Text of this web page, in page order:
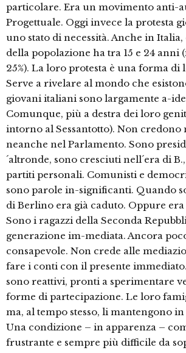
particolare. Era un movimento anti-
Progettuale. Oggi invece la protesta
uno stato di necessità. Anche in Italia,
della popolazione ha tra 15 e 24 anni
25%). La loro protesta è una forma di
Serve a rivelare al mondo che
giovani italiani sono largamente a-
Comunque, più a destra dei loro
intorno al Sessantotto). Non credono
neanche nel Parlamento. Sono
´altronde, sono cresciuti nell´era di
partiti personali. Comunisti e
sono parole in-significanti. Quando
di Berlino era già caduto. Oppure
Sono i ragazzi della Seconda
generazione im-mediata. Ancora
consapevole. Non crede alle
fare i conti con il presente
sono reattivi, pronti a sperimentare
forme di partecipazione. Le loro
ma, al tempo stesso, li mantengono
Una condizione – in apparenza –
frustrante e sempre più difficile da